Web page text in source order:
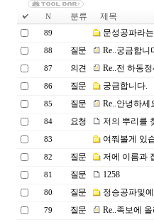
N 분류 제목
89 문성공파라
88 질문 Re..궁금합니
87 의견 Re..전 하동
86 질문 궁금합니다.
85 질문 Re..안녕하
84 요청 저의 뿌리를
83 여쭤볼게 있
82 질문 저에 이름과
81 질문 1258
80 질문 정승공파및
79 질문 Re..족보에